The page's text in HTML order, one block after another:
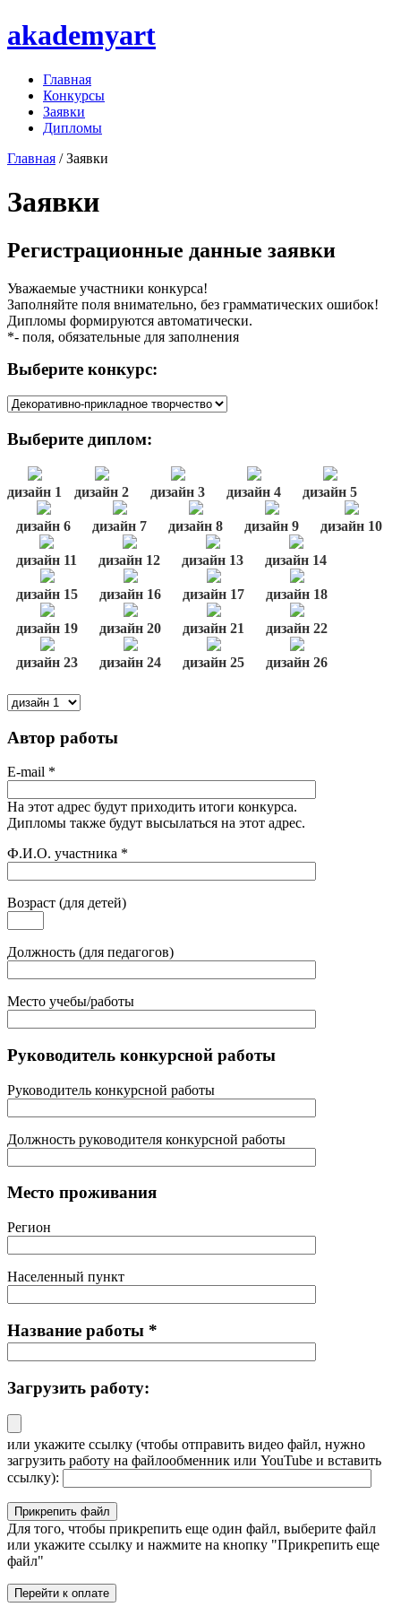
akademyart
Главная
Конкурсы
Заявки
Дипломы
Главная / Заявки
Заявки
Регистрационные данные заявки
Уважаемые участники конкурса!
Заполняйте поля внимательно, без грамматических ошибок!
Дипломы формируются автоматически.
*- поля, обязательные для заполнения
Выберите конкурс:
Выберите диплом:
дизайн 1 дизайн 2 дизайн 3 дизайн 4 дизайн 5
дизайн 6 дизайн 7 дизайн 8 дизайн 9 дизайн 10
дизайн 11 дизайн 12 дизайн 13 дизайн 14
дизайн 15 дизайн 16 дизайн 17 дизайн 18
дизайн 19 дизайн 20 дизайн 21 дизайн 22
дизайн 23 дизайн 24 дизайн 25 дизайн 26
Автор работы
E-mail *
На этот адрес будут приходить итоги конкурса.
Дипломы также будут высылаться на этот адрес.
Ф.И.О. участника *
Возраст (для детей)
Должность (для педагогов)
Место учебы/работы
Руководитель конкурсной работы
Руководитель конкурсной работы
Должность руководителя конкурсной работы
Место проживания
Регион
Населенный пункт
Название работы *
Загрузить работу:
или укажите ссылку (чтобы отправить видео файл, нужно
загрузить работу на файлообменник или YouTube и вставить
ссылку):
Для того, чтобы прикрепить еще один файл, выберите файл
или укажите ссылку и нажмите на кнопку "Прикрепить еще
файл"